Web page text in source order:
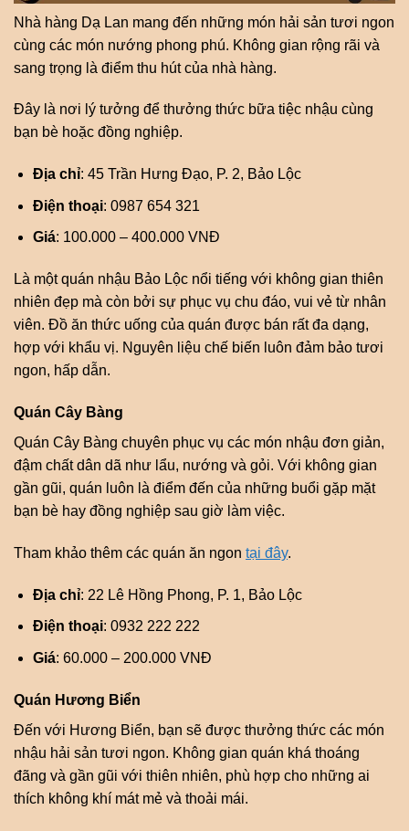
Nhà hàng Dạ Lan mang đến những món hải sản tươi ngon
cùng các món nướng phong phú. Không gian rộng rãi và
sang trọng là điểm thu hút của nhà hàng.
Đây là nơi lý tưởng để thưởng thức bữa tiệc nhậu cùng
bạn bè hoặc đồng nghiệp.
Địa chỉ: 45 Trần Hưng Đạo, P. 2, Bảo Lộc
Điện thoại: 0987 654 321
Giá: 100.000 – 400.000 VNĐ
Là một quán nhậu Bảo Lộc nổi tiếng với không gian thiên
nhiên đẹp mà còn bởi sự phục vụ chu đáo, vui vẻ từ nhân
viên. Đồ ăn thức uống của quán được bán rất đa dạng,
hợp với khẩu vị. Nguyên liệu chế biến luôn đảm bảo tươi
ngon, hấp dẫn.
Quán Cây Bàng
Quán Cây Bàng chuyên phục vụ các món nhậu đơn giản,
đậm chất dân dã như lẩu, nướng và gỏi. Với không gian
gần gũi, quán luôn là điểm đến của những buổi gặp mặt
bạn bè hay đồng nghiệp sau giờ làm việc.
Tham khảo thêm các quán ăn ngon tại đây.
Địa chỉ: 22 Lê Hồng Phong, P. 1, Bảo Lộc
Điện thoại: 0932 222 222
Giá: 60.000 – 200.000 VNĐ
Quán Hương Biển
Đến với Hương Biển, bạn sẽ được thưởng thức các món
nhậu hải sản tươi ngon. Không gian quán khá thoáng
đãng và gần gũi với thiên nhiên, phù hợp cho những ai
thích không khí mát mẻ và thoải mái.